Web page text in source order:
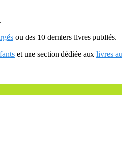
ou des 10 derniers livres publiés.
et une section dédiée aux livres